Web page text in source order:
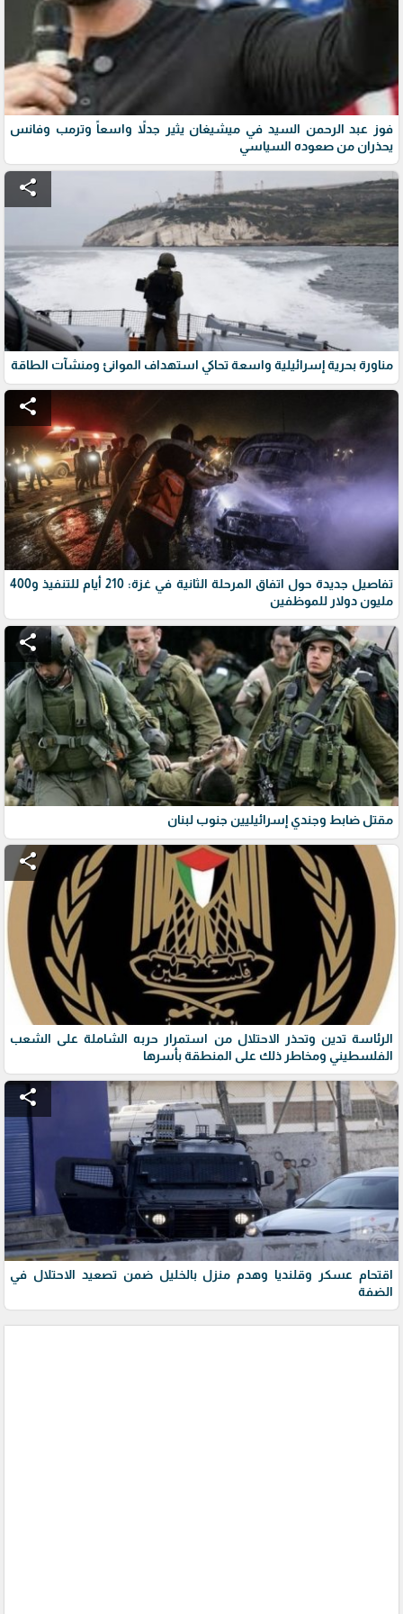
فوز عبد الرحمن السيد في ميشيغان يثير جدلاً واسعاً وترمب وفانس
يحذران من صعوده السياسي
share
مناورة بحرية إسرائيلية واسعة تحاكي استهداف الموانئ ومنشآت الطاقة
share
تفاصيل جديدة حول اتفاق المرحلة الثانية في غزة: 210 أيام للتنفيذ و400
مليون دولار للموظفين
share
مقتل ضابط وجندي إسرائيليين جنوب لبنان
share
الرئاسة تدين وتحذر الاحتلال من استمرار حربه الشاملة على الشعب
الفلسطيني ومخاطر ذلك على المنطقة بأسرها
share
اقتحام عسكر وقلنديا وهدم منزل بالخليل ضمن تصعيد الاحتلال في
الضفة